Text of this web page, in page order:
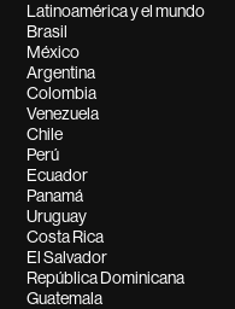
Latinoamérica y el mundo
Brasil
México
Argentina
Colombia
Venezuela
Chile
Perú
Ecuador
Panamá
Uruguay
Costa Rica
El Salvador
República Dominicana
Guatemala